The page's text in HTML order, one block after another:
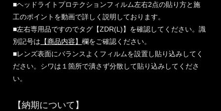
■ヘッドライトプロテクションフィルム左右2点の貼り方と施
工のポイントを動画で詳しく説明しております。
■左右専用品ですのでタグ【ZDR(L)】を確認してください。識
別記号は 【商品内容】欄をご確認ください。
■レンズ表面にバランスよくフィルムを設置し貼り込みしてく
ださい。シワは１箇所で潰さず分散して貼り込みしてくださ
い。
【納期について】